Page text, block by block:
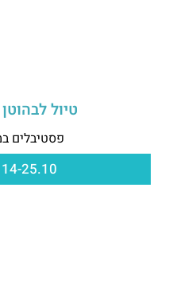
טיול
פסטיבלים
14-25.10 מקום אחרון